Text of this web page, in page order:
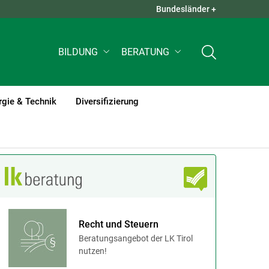
QUICK LINKS +
Bundesländer +
BILDUNG BERATUNG
& Technik Diversifizierung
Recht und Steuern
Beratungsangebot der LK Tirol
nutzen!